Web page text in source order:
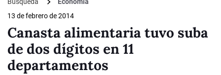
Economía
13 de febrero de 2014
Canasta alimentaria tuvo suba
de dos dígitos en 11
departamentos